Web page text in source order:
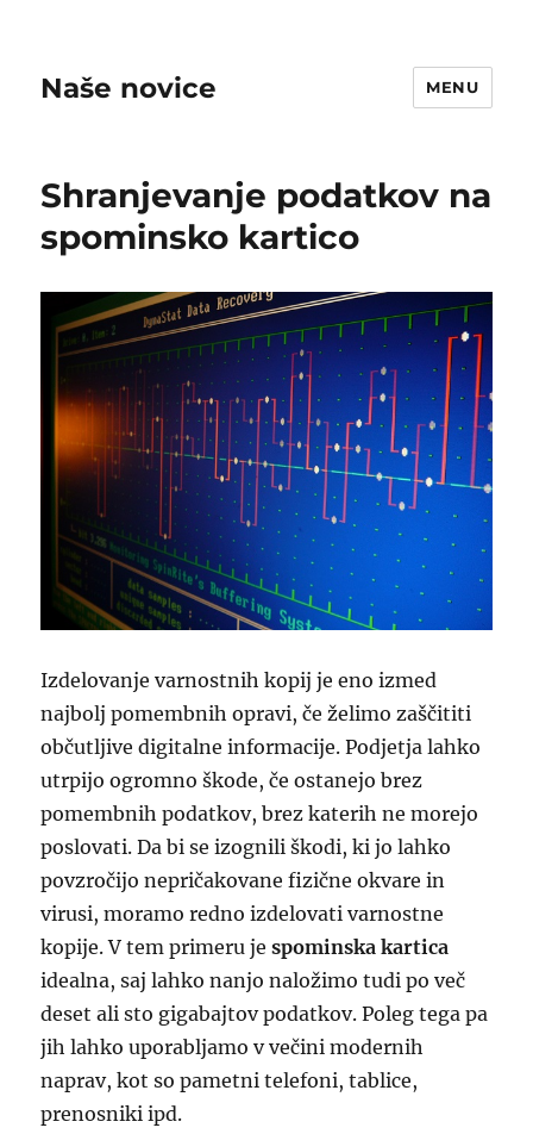
Naše novice MENU
Shranjevanje podatkov na
spominsko kartico
Izdelovanje varnostnih kopij je eno izmed
najbolj pomembnih opravi, če želimo zaščititi
občutljive digitalne informacije. Podjetja lahko
utrpijo ogromno škode, če ostanejo brez
pomembnih podatkov, brez katerih ne morejo
poslovati. Da bi se izognili škodi, ki jo lahko
povzročijo nepričakovane fizične okvare in
virusi, moramo redno izdelovati varnostne
kopije. V tem primeru jespominska kartica
idealna, saj lahko nanjo naložimo tudi po več
deset ali sto gigabajtov podatkov. Poleg tega pa
jih lahko uporabljamo v večini modernih
naprav, kot so pametni telefoni, tablice,
prenosniki ipd.